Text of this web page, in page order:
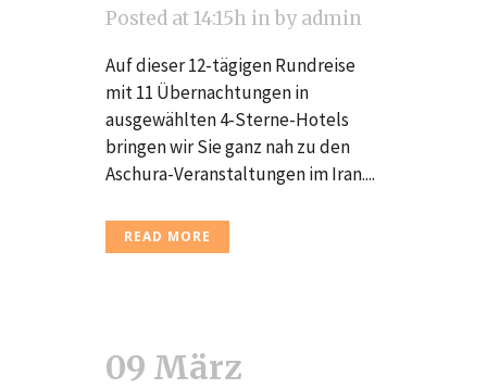
Posted at 14:15h in by admin
Auf dieser 12-tägigen Rundreise
mit 11 Übernachtungen in
ausgewählten 4-Sterne-Hotels
bringen wir Sie ganz nah zu den
Aschura-Veranstaltungen im Iran....
READ MORE
09 März